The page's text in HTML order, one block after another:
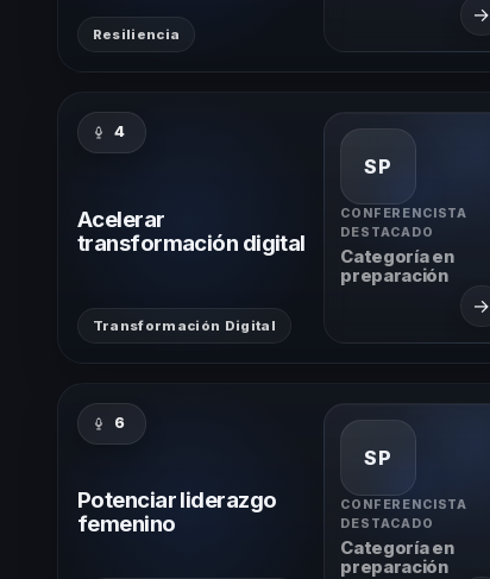
Resiliencia
→
4
Acelerar
transformación digital
Transformación Digital
SP
CONFERENCISTA
DESTACADO
Categoría en
preparación
→
6
Potenciar liderazgo
femenino
SP
CONFERENCISTA
DESTACADO
Categoría en
preparación